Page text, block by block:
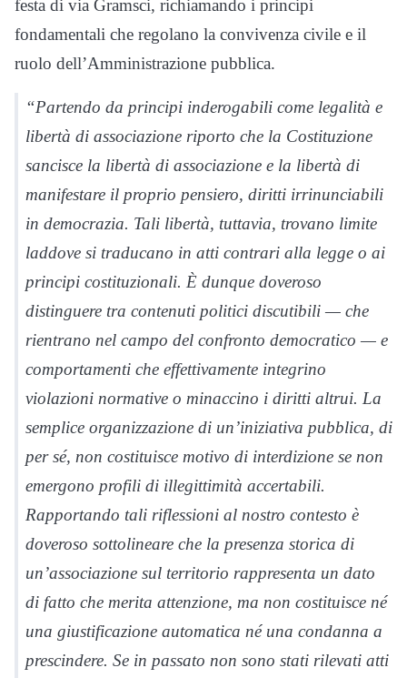
festa di via Gramsci, richiamando i principi
fondamentali che regolano la convivenza civile e il
ruolo dell’Amministrazione pubblica.
“Partendo da principi inderogabili come legalità e
libertà di associazione riporto che la Costituzione
sancisce la libertà di associazione e la libertà di
manifestare il proprio pensiero, diritti irrinunciabili
in democrazia. Tali libertà, tuttavia, trovano limite
laddove si traducano in atti contrari alla legge o ai
principi costituzionali. È dunque doveroso
distinguere tra contenuti politici discutibili — che
rientrano nel campo del confronto democratico — e
comportamenti che effettivamente integrino
violazioni normative o minaccino i diritti altrui. La
semplice organizzazione di un’iniziativa pubblica, di
per sé, non costituisce motivo di interdizione se non
emergono profili di illegittimità accertabili.
Rapportando tali riflessioni al nostro contesto è
doveroso sottolineare che la presenza storica di
un’associazione sul territorio rappresenta un dato
di fatto che merita attenzione, ma non costituisce né
una giustificazione automatica né una condanna a
prescindere. Se in passato non sono stati rilevati atti